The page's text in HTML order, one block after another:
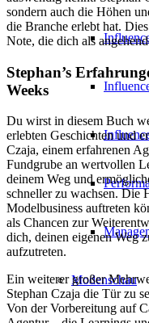
Modenschau
sondern auch die Höhen
die Branche erlebt hat.
Note, die dich als
Stephan’s
Weeks
Du wirst in diesem Buch
erlebten Geschichten und
Czaja, einem erfahrenen
Fundgrube an wertvollen
deinem Weg und
schneller zu wachsen. Die
Modelbusiness auftreten
als Chancen zur
dich, deinen eigenen Weg
aufzutreten.
Ein weiterer großer
Stephan Czaja die Tür zu
Von der Vorbereitung auf